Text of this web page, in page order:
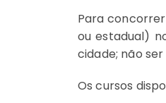
Para
ou estadual)
cidade; não
Os cursos